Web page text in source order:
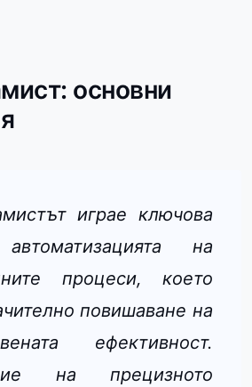
основни
играе ключова
на
процеси, което
повишаване на
ефективност.
на прецизното